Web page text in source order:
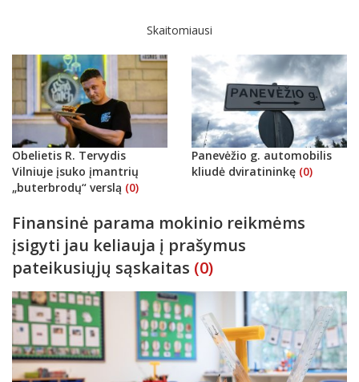
Skaitomiausi
Obelietis R. Tervydis
Vilniuje įsuko įmantrių
„buterbrodų“ verslą (0)
Panevėžio g. automobilis
kliudė dviratininkę (0)
Finansinė parama mokinio reikmėms
įsigyti jau keliauja į prašymus
pateikusiųjų sąskaitas (0)